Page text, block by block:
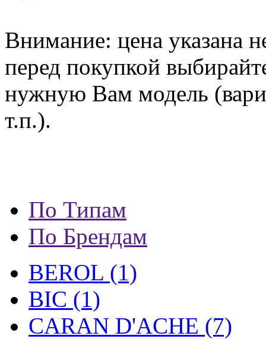
Внимание: цена указана
перед покупкой
нужную Вам модель
т.п.).
По Типам
По Брендам
BEROL (1)
BIC (1)
CARAN D'ACHE (7)